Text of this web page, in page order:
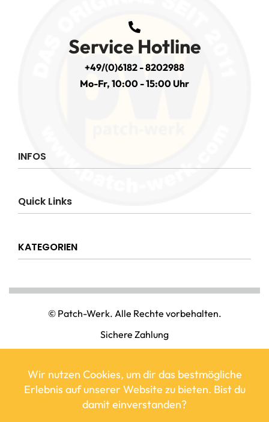
Service Hotline
+49/(0)6182 - 8202988
Mo-Fr, 10:00 - 15:00 Uhr
INFOS
AGB
Widerrufsrecht
Versandkostenpauschale
Quick Links
Mein Konto
KATEGORIEN
PAINTBALL & AIRSOFT
PUNISHER & SKULLS
STIMMUNG & SPASS
WIKINGER & MITTELALTERWELTEN
© Patch-Werk. Alle Rechte vorbehalten.
Sichere Zahlung